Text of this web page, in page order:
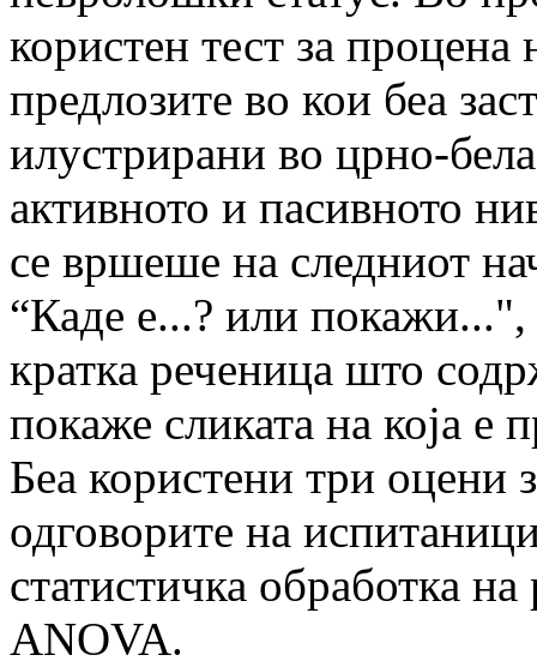
користен тест за
предлозите во кои беа
илустрирани во црно-
активното и пасивното
се вршеше на следниот
“Каде е...? или покажи...",
кратка реченица што
покаже сликата на која е
Беа користени три оцени
одговорите на
статистичка обработка на
ANOVA.